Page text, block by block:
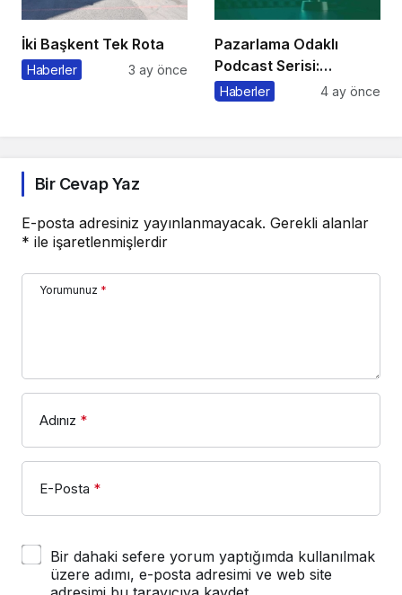
İki Başkent Tek Rota
Haberler 3 ay önce
Pazarlama Odaklı
Podcast Serisi:
Pazarlama Sohbetleri
Haberler 4 ay önce
Bir Cevap Yaz
E-posta adresiniz yayınlanmayacak. Gerekli alanlar
* ile işaretlenmişlerdir
Yorumunuz *
Adınız *
E-Posta *
Bir dahaki sefere yorum yaptığımda kullanılmak
üzere adımı, e-posta adresimi ve web site